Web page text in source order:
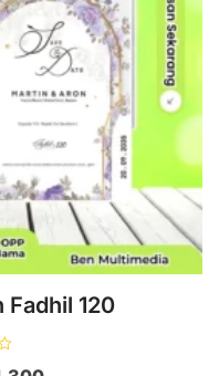
Fadhil 120